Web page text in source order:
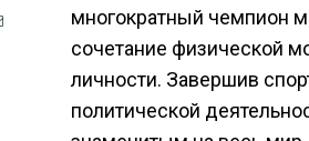
многократный чемпион
сочетание физической
личности. Завершив
политической